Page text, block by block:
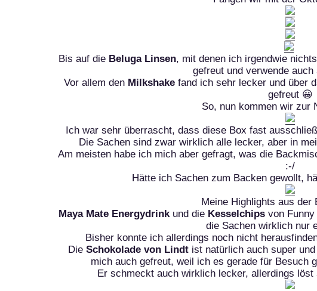
Bis auf die Beluga Linsen, mit denen ich irgendwie
gefreut und verwende
Vor allem den Milkshakefand ich sehr lecker und über
gefreut 😀
So, nun kommen wir zur
Ich war sehr überrascht, dass diese Box fast
Die Sachen sind zwar wirklich alle lecker, aber in
Am meisten habe ich mich aber gefragt, was die
:-/
Hätte ich Sachen zum Backen gewollt,
Meine Highlights aus der
Maya Mate Energydrink und die Kesselchipsvon Funny
die Sachen wirklich nur
Bisher konnte ich allerdings noch nicht
Die Schokolade von Lindtist natürlich auch super und
mich auch gefreut, weil ich es gerade für Besuch
Er schmeckt auch wirklich lecker, allerdings